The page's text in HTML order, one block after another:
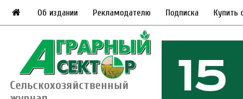
Об издании Рекламодателю Подписка Купить
Сельскохозяйственный